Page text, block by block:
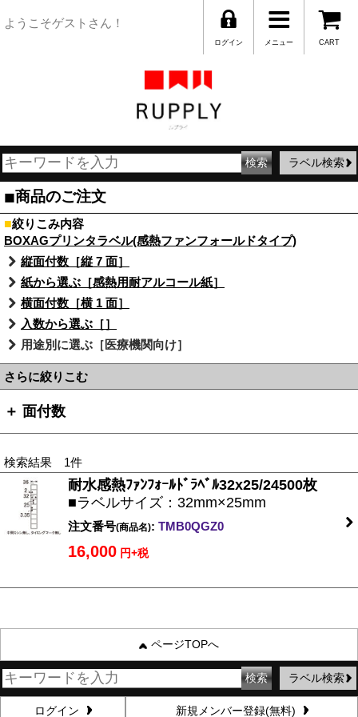
ようこそゲストさん！
CART
メニュー
ログイン
ラベル検索
■商品のご注文
■絞りこみ内容
BOXAGプリンタラベル(感熱ファンフォールドタイプ)
縦面付数［縦 7 面］
紙から選ぶ［感熱用耐アルコール紙］
横面付数［横 1 面］
入数から選ぶ［］
用途別に選ぶ［医療機関向け］
さらに絞りこむ
＋ 面付数
検索結果 1件
耐水感熱ﾌｧﾝﾌｫｰﾙﾄﾞﾗﾍﾞﾙ32x25/24500枚
■ラベルサイズ：32mm×25mm
注文番号(商品名): TMB0QGZ0
16,000 円+税
ページTOPへ
ラベル検索
ログイン 新規メンバー登録(無料)